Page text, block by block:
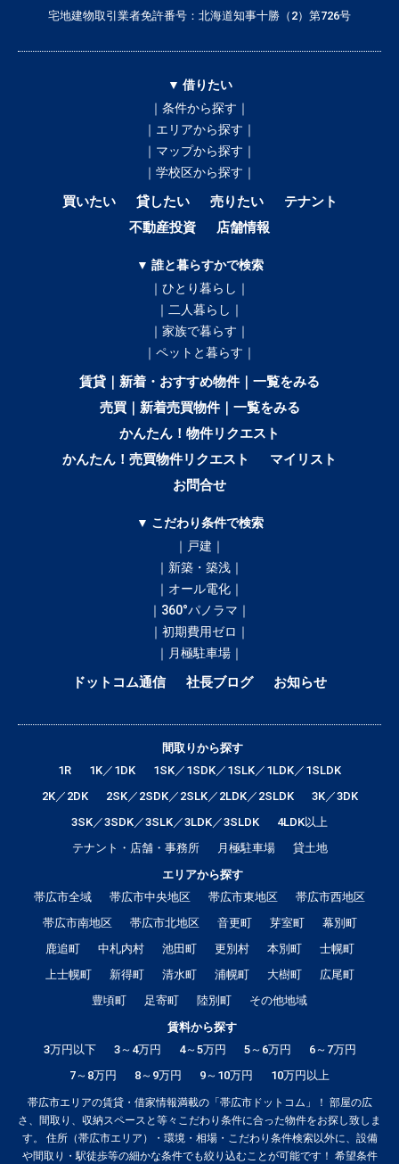
宅地建物取引業者免許番号：北海道知事十勝（2）第726号
▼ 借りたい
｜条件から探す｜
｜エリアから探す｜
｜マップから探す｜
｜学校区から探す｜
買いたい 貸したい 売りたい
テナント
不動産投資
店舗情報
▼ 誰と暮らすかで検索
｜ひとり暮らし｜
｜二人暮らし｜
｜家族で暮らす｜
｜ペットと暮らす｜
賃貸｜新着・おすすめ物件｜一覧をみる
売買｜新着売買物件｜一覧をみる
かんたん！物件リクエスト
かんたん！売買物件リクエスト
マイリスト
お問合せ
▼ こだわり条件で検索
｜戸建｜
｜新築・築浅｜
｜オール電化｜
｜360°パノラマ｜
｜初期費用ゼロ｜
｜月極駐車場｜
ドットコム通信 社長ブログ お知らせ
間取りから探す
1R
1K／1DK
1SK／1SDK／1SLK／1LDK／1SLDK
2K／2DK
2SK／2SDK／2SLK／2LDK／2SLDK
3K／3DK
3SK／3SDK／3SLK／3LDK／3SLDK
4LDK以上
テナント・店舗・事務所
月極駐車場
貸土地
エリアから探す
帯広市全域
帯広市中央地区 帯広市東地区
帯広市西地区
帯広市南地区
帯広市北地区 音更町 芽室町
幕別町
鹿追町
中札内村 池田町 更別村 本別町
士幌町
上士幌町
新得町 清水町 浦幌町 大樹町
広尾町
豊頃町
足寄町 陸別町
その他地域
賃料から探す
3万円以下
3～4万円 4～5万円 5～6万円
6～7万円
7～8万円
8～9万円 9～10万円 10万円以上
帯広市エリアの賃貸・借家情報満載の「帯広市ドットコム」！ 部屋の広
さ、間取り、収納スペースと等々こだわり条件に合った物件をお探し致しま
す。 住所（帯広市エリア）・環境・相場・こだわり条件検索以外に、設備
や間取り・駅徒歩等の細かな条件でも絞り込むことが可能です！ 希望条件